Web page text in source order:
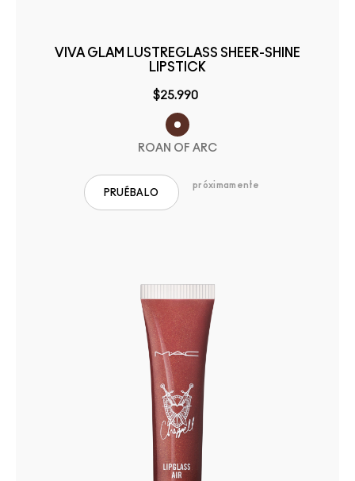
VIVA GLAM LUSTREGLASS SHEER-SHINE
LIPSTICK
$25.990
ROAN OF ARC
PRUÉBALO
próximamente